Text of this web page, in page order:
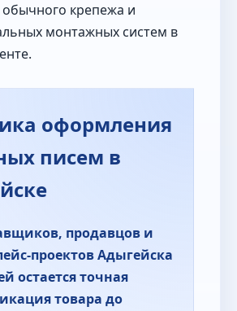
крепежа и
монтажных систем в
оформления
писем в
продавцов и
проектов Адыгейска
остается точная
товара до